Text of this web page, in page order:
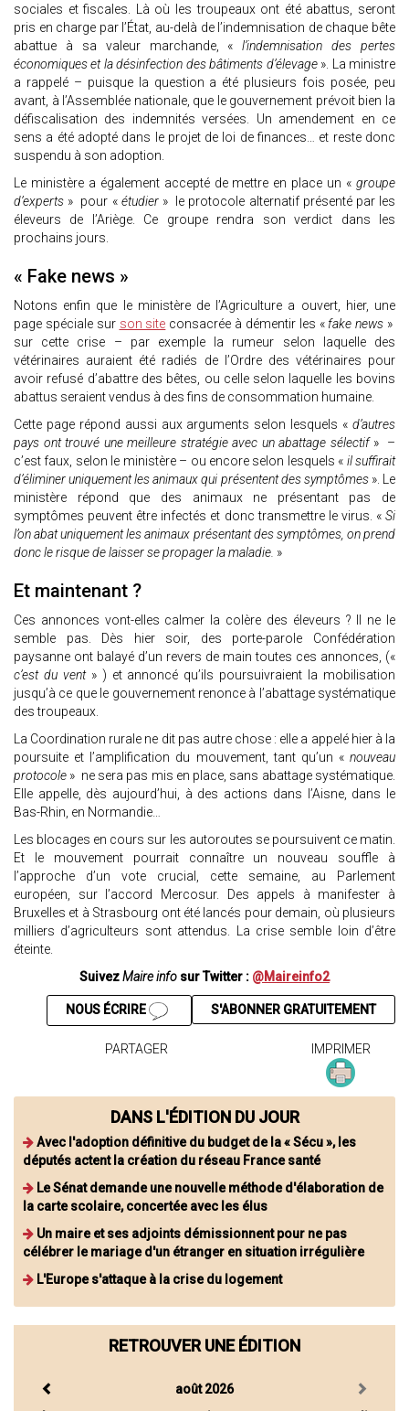
sociales et fiscales. Là où les troupeaux ont été abattus, seront
pris en charge par l’État, au-delà de l’indemnisation de chaque bête
abattue à sa valeur marchande, «l’indemnisation des pertes
économiques et la désinfection des bâtiments d’élevage». La ministre
a rappelé – puisque la question a été plusieurs fois posée, peu
avant, à l’Assemblée nationale, que le gouvernement prévoit bien la
défiscalisation des indemnités versées. Un amendement en ce
sens a été adopté dans le projet de loi de finances… et reste donc
suspendu à son adoption.
Le ministère a également accepté de mettre en place un « groupe
d’experts » pour « étudier » le protocole alternatif présenté par les
éleveurs de l’Ariège. Ce groupe rendra son verdict dans les
prochains jours.
« Fake news »
Notons enfin que le ministère de l’Agriculture a ouvert, hier, une
page spéciale sur son site consacrée à démentir les «fake news »
sur cette crise – par exemple la rumeur selon laquelle des
vétérinaires auraient été radiés de l’Ordre des vétérinaires pour
avoir refusé d’abattre des bêtes, ou celle selon laquelle les bovins
abattus seraient vendus à des fins de consommation humaine.
Cette page répond aussi aux arguments selon lesquels « d’autres
pays ont trouvé une meilleure stratégie avec un abattage sélectif» –
c’est faux, selon le ministère – ou encore selon lesquels « il suffirait
d’éliminer uniquement les animaux qui présentent des symptômes ». Le
ministère répond que des animaux ne présentant pas de
symptômes peuvent être infectés et donc transmettre le virus. «Si
l’on abat uniquement les animaux présentant des symptômes, on prend
donc le risque de laisser se propager la maladie. »
Et maintenant ?
Ces annonces vont-elles calmer la colère des éleveurs ? Il ne le
semble pas. Dès hier soir, des porte-parole Confédération
paysanne ont balayé d’un revers de main toutes ces annonces, («
c’est du vent » ) et annoncé qu’ils poursuivraient la mobilisation
jusqu’à ce que le gouvernement renonce à l’abattage systématique
des troupeaux.
La Coordination rurale ne dit pas autre chose : elle a appelé hier à la
poursuite et l’amplification du mouvement, tant qu’un «nouveau
protocole » ne sera pas mis en place, sans abattage systématique.
Elle appelle, dès aujourd’hui, à des actions dans l’Aisne, dans le
Bas-Rhin, en Normandie…
Les blocages en cours sur les autoroutes se poursuivent ce matin.
Et le mouvement pourrait connaître un nouveau souffle à
l’approche d’un vote crucial, cette semaine, au Parlement
européen, sur l’accord Mercosur. Des appels à manifester à
Bruxelles et à Strasbourg ont été lancés pour demain, où plusieurs
milliers d’agriculteurs sont attendus. La crise semble loin d’être
éteinte.
SuivezMaire info sur Twitter : @Maireinfo2
S'ABONNER GRATUITEMENT
NOUS ÉCRIRE
PARTAGER IMPRIMER
DANS L'ÉDITION DU JOUR
Avec l'adoption définitive du budget de la « Sécu », les
députés actent la création du réseau France santé
Le Sénat demande une nouvelle méthode d'élaboration de
la carte scolaire, concertée avec les élus
Un maire et ses adjoints démissionnent pour ne pas
célébrer le mariage d'un étranger en situation irrégulière
L'Europe s'attaque à la crise du logement
RETROUVER UNE ÉDITION
août 2026